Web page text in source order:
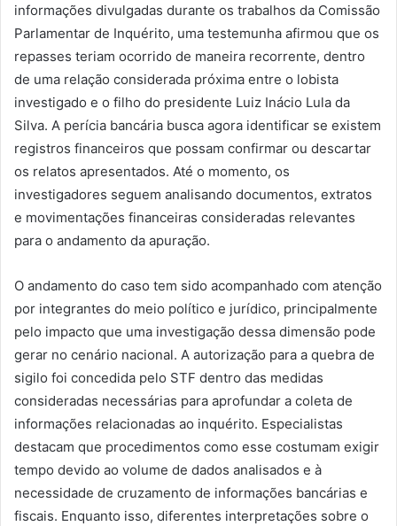
informações divulgadas durante os trabalhos da Comissão
Parlamentar de Inquérito, uma testemunha afirmou que os
repasses teriam ocorrido de maneira recorrente, dentro
de uma relação considerada próxima entre o lobista
investigado e o filho do presidente Luiz Inácio Lula da
Silva. A perícia bancária busca agora identificar se existem
registros financeiros que possam confirmar ou descartar
os relatos apresentados. Até o momento, os
investigadores seguem analisando documentos, extratos
e movimentações financeiras consideradas relevantes
para o andamento da apuração.
O andamento do caso tem sido acompanhado com atenção
por integrantes do meio político e jurídico, principalmente
pelo impacto que uma investigação dessa dimensão pode
gerar no cenário nacional. A autorização para a quebra de
sigilo foi concedida pelo STF dentro das medidas
consideradas necessárias para aprofundar a coleta de
informações relacionadas ao inquérito. Especialistas
destacam que procedimentos como esse costumam exigir
tempo devido ao volume de dados analisados e à
necessidade de cruzamento de informações bancárias e
fiscais. Enquanto isso, diferentes interpretações sobre o